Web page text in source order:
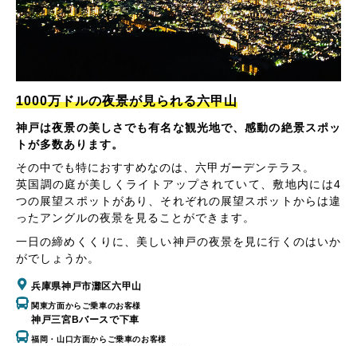
1000万ドルの夜景が見られる六甲山
神戸は夜景の美しさでも有名な観光地で、感動の絶景スポッ
トが多数あります。
その中でも特におすすめなのは、六甲ガーデンテラス。
英国調の庭が美しくライトアップされていて、敷地内には4
つの展望スポットがあり、それぞれの展望スポットからは違
ったアングルの夜景を見ることができます。
一日の締めくくりに、美しい神戸の夜景を見に行くのはいか
がでしょうか。
兵庫県神戸市灘区六甲山
関東方面からご乗車のお客様
神戸三宮Bバースで下車
福岡・山口方面からご乗車のお客様